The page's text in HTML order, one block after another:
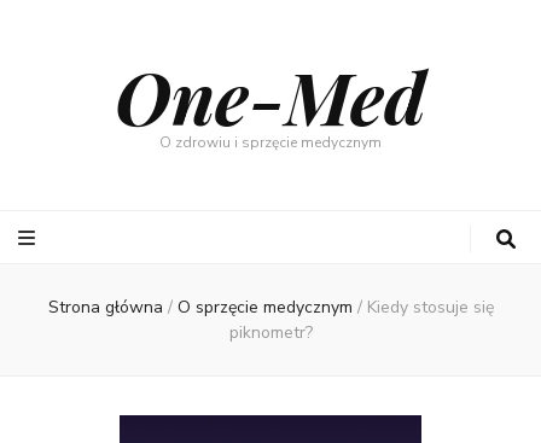
One-Med
O zdrowiu i sprzęcie medycznym
Strona główna / O sprzęcie medycznym / Kiedy stosuje się
piknometr?